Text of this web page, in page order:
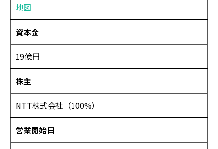
地図
資本金
19億円
株主
NTT株式会社（100%）
営業開始日